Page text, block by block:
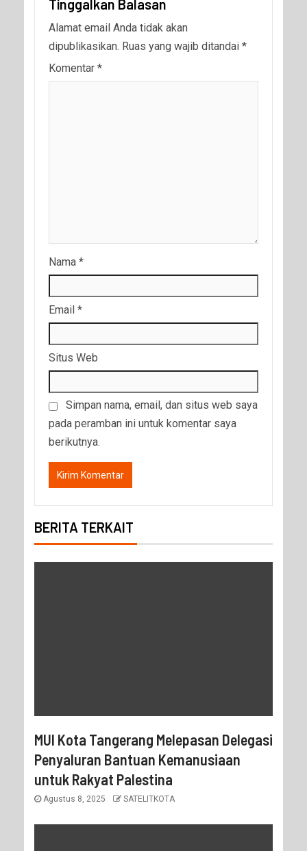
Tinggalkan Balasan
Alamat email Anda tidak akan
dipublikasikan. Ruas yang wajib ditandai *
Komentar *
Nama *
Email *
Situs Web
Simpan nama, email, dan situs web saya
pada peramban ini untuk komentar saya
berikutnya.
BERITA TERKAIT
MUI Kota Tangerang Melepasan Delegasi
Penyaluran Bantuan Kemanusiaan
untuk Rakyat Palestina
Agustus 8, 2025 SATELITKOTA